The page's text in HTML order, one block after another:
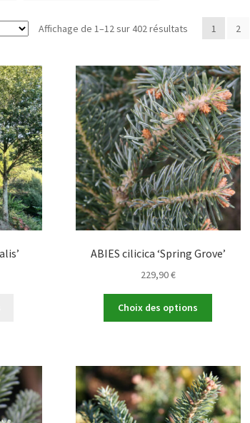
Affichage de 1–12 sur 402 résultats 1 2
variations.
Les
options
peuvent
ABIES cilicica ‘Spring Grove’
229,90€
Choix des options
variations.
Les
options
peuvent